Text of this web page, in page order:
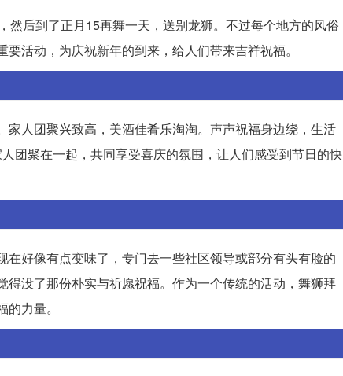
后到了正月15再舞一天，送别龙狮。不过每个地方的风俗
活动，为庆祝新年的到来，给人们带来吉祥祝福。
人团聚兴致高，美酒佳肴乐淘淘。声声祝福身边绕，生活
团聚在一起，共同享受喜庆的氛围，让人们感受到节日的快
好像有点变味了，专门去一些社区领导或部分有头有脸的
没了那份朴实与祈愿祝福。作为一个传统的活动，舞狮拜
力量。